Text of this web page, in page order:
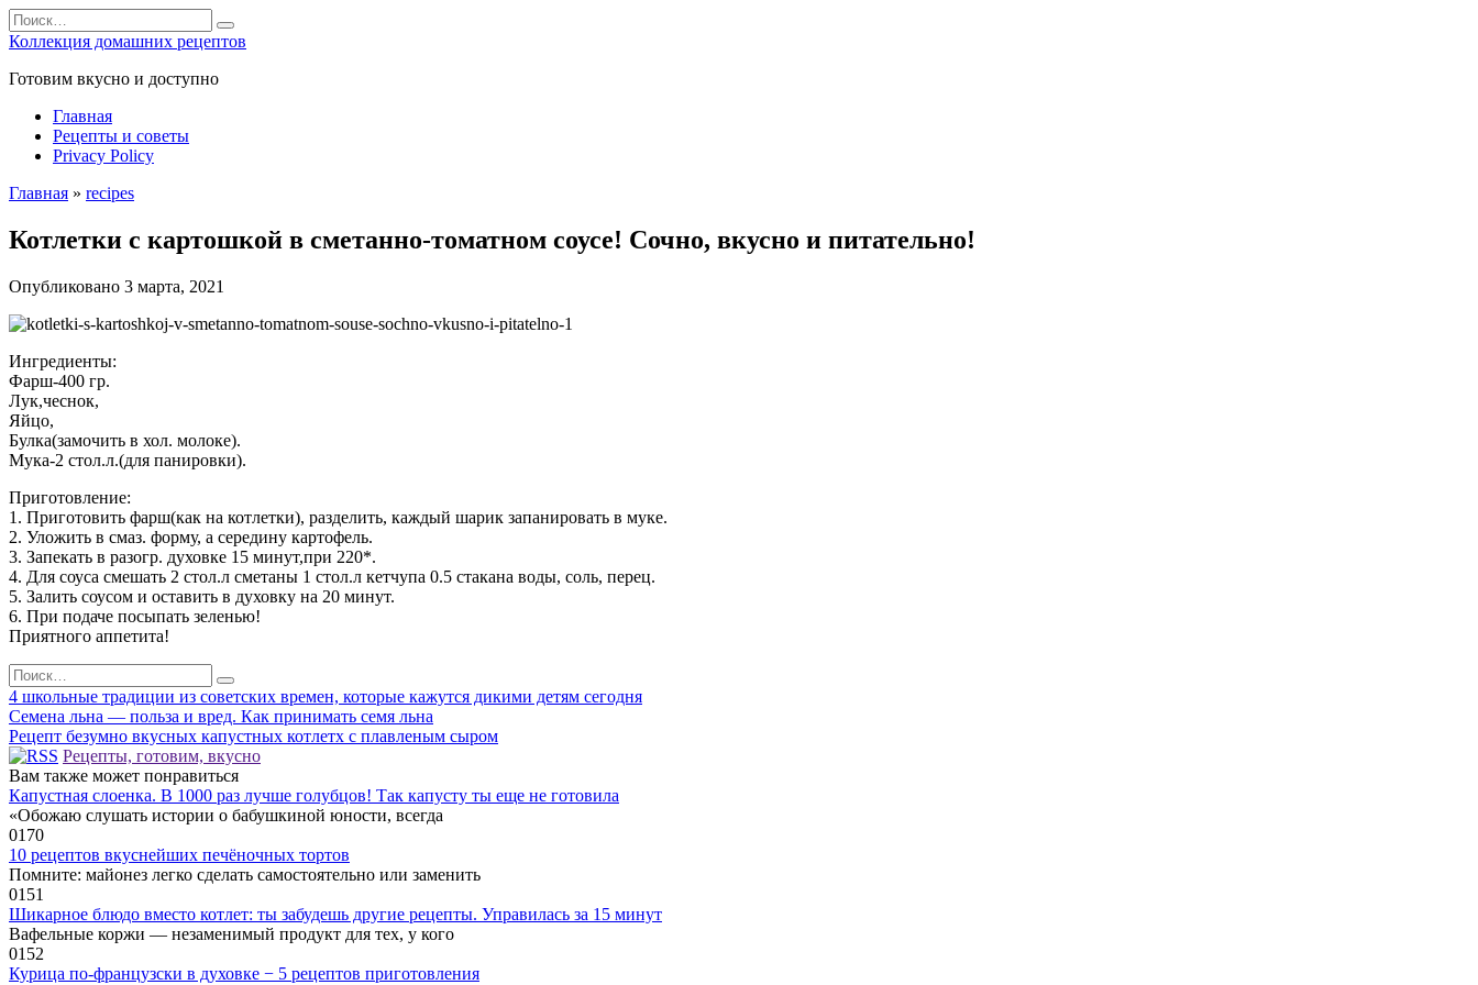
Перейти
к
содержанию
Search
for:
Коллекция домашних рецептов
Готовим вкусно и доступно
Главная
Рецепты и советы
Privacy Policy
Главная » recipes
Котлетки с картошкой в сметанно-томатном соусе! Сочно, вкусно и питательно!
Опубликовано 3 марта, 2021
Ингредиенты:
Фарш-400 гр.
Лук,чеснок,
Яйцо,
Булка(замочить в хол. молоке).
Мука-2 стол.л.(для панировки).
Приготовление:
1. Приготовить фарш(как на котлетки), разделить, каждый шарик запанировать в муке.
2. Уложить в смаз. форму, а середину картофель.
3. Запекать в разогр. духовке 15 минут,при 220*.
4. Для соуса смешать 2 стол.л сметаны 1 стол.л кетчупа 0.5 стакана воды, соль, перец.
5. Залить соусом и оставить в духовку на 20 минут.
6. При подаче посыпать зеленью!
Приятного аппетита!
Search
for:
4 школьные традиции из советских времен, которые кажутся дикими детям сегодня
Семена льна — польза и вред. Как принимать семя льна
Рецепт безумно вкусных капустных котлетх с плавленым сыром
Рецепты, готовим, вкусно
Вам также может понравиться
Капустная слоенка. В 1000 раз лучше голубцов! Так капусту ты еще не готовила
«Обожаю слушать истории о бабушкиной юности, всегда
0170
10 рецептов вкуснейших печёночных тортов
Помните: майонез легко сделать самостоятельно или заменить
0151
Шикарное блюдо вместо котлет: ты забудешь другие рецепты. Управилась за 15 минут
Вафельные коржи — незаменимый продукт для тех, у кого
0152
Курица по-французски в духовке − 5 рецептов приготовления